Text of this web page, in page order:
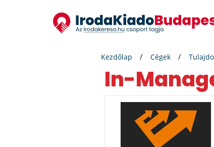
Kezdőlap Cégek
In-